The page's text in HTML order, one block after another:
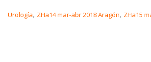
Urología, ZHa14 mar-abr 2018 Aragón, ZHa15